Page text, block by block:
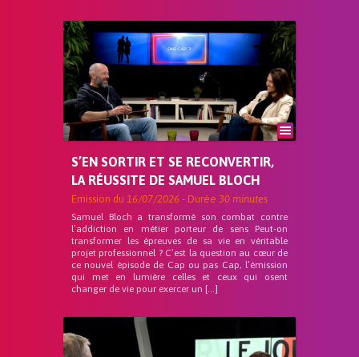
S’EN SORTIR ET SE RECONVERTIR,
LA RÉUSSITE DE SAMUEL BLOCH
Emission du 16/07/2026 - Durée 30 minutes
Samuel Bloch a transformé son combat contre
l’addiction en métier porteur de sens Peut-on
transformer les épreuves de sa vie en véritable
projet professionnel ? C’est la question au cœur de
ce nouvel épisode de Cap ou pas Cap, l’émission
qui met en lumière celles et ceux qui osent
changer de vie pour exercer un […]